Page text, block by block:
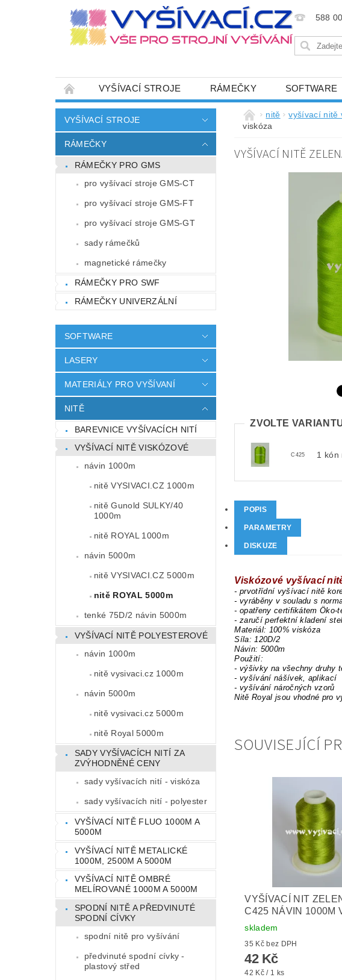
588
VYŠÍVACÍ STROJE RÁMEČKY SOFTWARE
JEHLY SADY NITÍ A STARTOVACÍ SETY PRO VYŠÍVÁNÍ
HOT-FIX APLIKACE ZAKÁZKOVÁ VÝROBA, SLUŽBY
CENÍK DOPRAVY (NÁKLADŮ EXPEDICE) PLATNÝ OD 6.
ZÁSADY OCHRANY OSOBNÍCH ÚDAJŮ
VYŠÍVACÍ STROJE
RÁMEČKY
RÁMEČKY PRO GMS
pro vyšívací stroje GMS-CT
pro vyšívací stroje GMS-FT
pro vyšívací stroje GMS-GT
sady rámečků
magnetické rámečky
RÁMEČKY PRO SWF
RÁMEČKY UNIVERZÁLNÍ
SOFTWARE
LASERY
MATERIÁLY PRO VYŠÍVANÍ
NITĚ
BAREVNICE VYŠÍVACÍCH NITÍ
VYŠÍVACÍ NITĚ VISKÓZOVÉ
návin 1000m
nitě VYSIVACI.CZ 1000m
nitě Gunold SULKY/40
1000m
nitě ROYAL 1000m
návin 5000m
nitě VYSIVACI.CZ 5000m
nitě ROYAL 5000m
tenké 75D/2 návin 5000m
VYŠÍVACÍ NITĚ POLYESTEROVÉ
návin 1000m
nitě vysivaci.cz 1000m
návin 5000m
nitě vysivaci.cz 5000m
nitě Royal 5000m
SADY VYŠÍVACÍCH NITÍ ZA
ZVÝHODNĚNÉ CENY
sady vyšívacích nití - viskóza
sady vyšívacích nití - polyester
VYŠÍVACÍ NITĚ FLUO 1000M A
5000M
VYŠÍVACÍ NITĚ METALICKÉ
1000M, 2500M A 5000M
VYŠÍVACÍ NITĚ OMBRÉ
MELÍROVANÉ 1000M A 5000M
SPODNÍ NITĚ A PŘEDVINUTÉ
SPODNÍ CÍVKY
spodní nitě pro vyšívání
předvinuté spodní cívky -
plastový střed
nitě vyšívací nitě
viskóza
VYŠÍVACÍ NITĚ
ZVOLTE
C425 1 kón
POPIS
PARAMETRY
DISKUZE
Viskózové vyšívací
- prvotřídní vyšívací nitě
- vyráběny v souladu s
- opatřeny certifikátem Öko-
- zaručí perfektní kladení
Materiál: 100% viskóza
Síla: 120D/2
Návin: 5000m
Použití:
- výšivky na všechny druhy
- vyšívání nášívek, aplikací
- vyšívání náročných vzorů
Nitě Royal jsou vhodné pro
SOUVISEJÍCÍ
VYŠÍVACÍ NIT
C425 NÁVIN 1000M
skladem
35 Kč bez DPH
42 Kč
42 Kč / 1 ks